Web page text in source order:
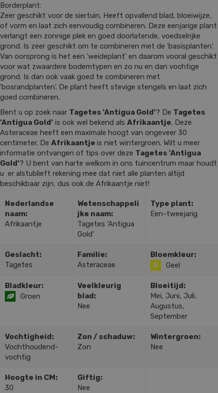
Borderplant:
Zeer geschikt voor de siertuin. Heeft opvallend blad, bloeiwijze,
of vorm en laat zich eenvoudig combineren. Deze eenjarige plant
verlangt een zonnige plek en goed doorlatende, voedselrijke
grond. Is zeer geschikt om te combineren met de 'basisplanten'.
Van oorsprong is het een 'weideplant' en daarom vooral geschikt
voor wat zwaardere bodemtypen en zo nu en dan vochtige
grond. Is dan ook vaak goed te combineren met
'bosrandplanten'. De plant heeft stevige stengels en laat zich
goed combineren.
Bent u op zoek naar Tagetes 'Antigua Gold'? De Tagetes
'Antigua Gold' is ook wel bekend als Afrikaantje. Deze
Asteraceae heeft een maximale hoogt van ongeveer 30
centimeter. De Afrikaantje is niet wintergroen. Wilt u meer
informatie ontvangen of tips over deze Tagetes 'Antigua
Gold'? U bent van harte welkom in ons tuincentrum maar houdt
u er alstublieft rekening mee dat niet alle planten altijd
beschikbaar zijn, dus ook de Afrikaantje niet!
Nederlandse
naam:
Afrikaantje
Wetenschappeli
jke naam:
Tagetes 'Antigua
Gold'
Type plant:
Een-tweejarig
Geslacht:
Tagetes
Familie:
Asteraceae
Bloemkleur:
Geel
Bladkleur:
Groen
Veelkleurig
blad:
Nee
Bloeitijd:
Mei, Juni, Juli,
Augustus,
September
Vochtigheid:
Vochthoudend-
vochtig
Zon / schaduw:
Zon
Wintergroen:
Nee
Hoogte in CM:
30
Giftig:
Nee